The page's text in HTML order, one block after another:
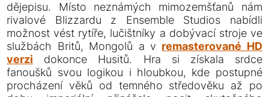
dějepisu. Místo neznámých mimozemšťanů nám
rivalové Blizzardu z Ensemble Studios nabídli
možnost vést rytíře, lučištníky a dobývací stroje ve
službách Britů, Mongolů a v remasterované HD
verzi dokonce Husitů. Hra si získala srdce
fanoušků svou logikou i hloubkou, kde postupné
procházení věků od temného středověku až po